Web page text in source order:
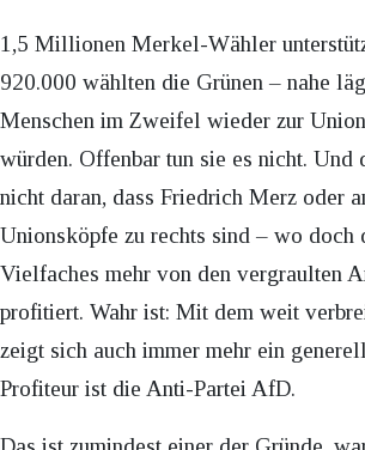
1,5 Millionen Merkel-Wähler
920.000 wählten die Grünen – nahe
Menschen im Zweifel wieder zur
würden. Offenbar tun sie es nicht.
nicht daran, dass Friedrich Merz oder
Unionsköpfe zu rechts sind – wo doch
Vielfaches mehr von den vergraulten
profitiert. Wahr ist: Mit dem weit
zeigt sich auch immer mehr ein
Profiteur ist die Anti-Partei AfD.